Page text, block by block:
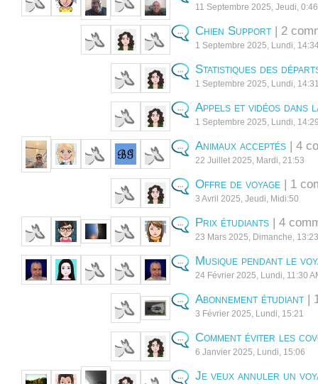
11 Septembre 2025, Jeudi,
Chien Support | 2
1 Septembre 2025, Lundi,
Statistiques des
1 Septembre 2025, Lundi,
Appels et vidéos dans
1 Septembre 2025, Lundi,
Animaux acceptés | 4
22 Juillet 2025, Mardi, 21:53
Offre de voyage | 1
3 Avril 2025, Jeudi, Midi:50
Prix étudiants | 4
23 Mars 2025, Dimanche, 13:23
Musique pendant le
24 Février 2025, Lundi, 11:30
Abonnement étudiant |
3 Février 2025, Lundi, 15:21
Comment éviter les
6 Janvier 2025, Lundi, 15:06
Je veux annuler un